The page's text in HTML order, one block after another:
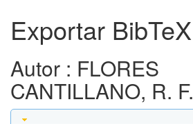
Exportar BibTeX
Autor : FLORES
CANTILLANO, R. F.